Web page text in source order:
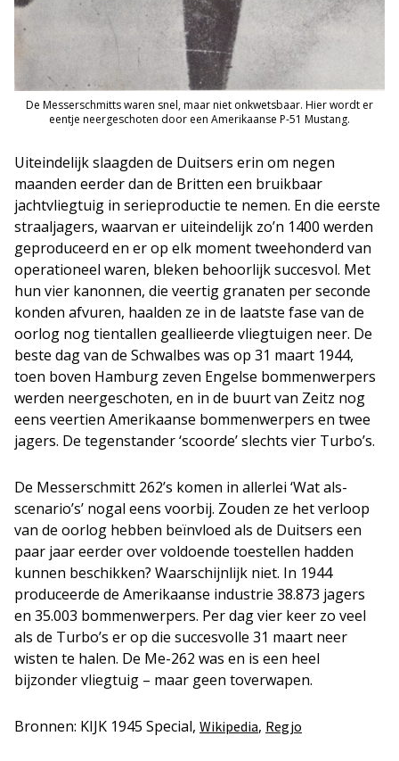
De Messerschmitts waren snel, maar niet onkwetsbaar. Hier wordt er
eentje neergeschoten door een Amerikaanse P-51 Mustang.
Uiteindelijk slaagden de Duitsers erin om negen
maanden eerder dan de Britten een bruikbaar
jachtvliegtuig in serieproductie te nemen. En die eerste
straaljagers, waarvan er uiteindelijk zo’n 1400 werden
geproduceerd en er op elk moment tweehonderd van
operationeel waren, bleken behoorlijk succesvol. Met
hun vier kanonnen, die veertig granaten per seconde
konden afvuren, haalden ze in de laatste fase van de
oorlog nog tientallen geallieerde vliegtuigen neer. De
beste dag van de Schwalbes was op 31 maart 1944,
toen boven Hamburg zeven Engelse bommenwerpers
werden neergeschoten, en in de buurt van Zeitz nog
eens veertien Amerikaanse bommenwerpers en twee
jagers. De tegenstander ‘scoorde’ slechts vier Turbo’s.
De Messerschmitt 262’s komen in allerlei ‘Wat als-
scenario’s’ nogal eens voorbij. Zouden ze het verloop
van de oorlog hebben beïnvloed als de Duitsers een
paar jaar eerder over voldoende toestellen hadden
kunnen beschikken? Waarschijnlijk niet. In 1944
produceerde de Amerikaanse industrie 38.873 jagers
en 35.003 bommenwerpers. Per dag vier keer zo veel
als de Turbo’s er op die succesvolle 31 maart neer
wisten te halen. De Me-262 was en is een heel
bijzonder vliegtuig – maar geen toverwapen.
Bronnen: KIJK 1945 Special, Wikipedia, Regjo